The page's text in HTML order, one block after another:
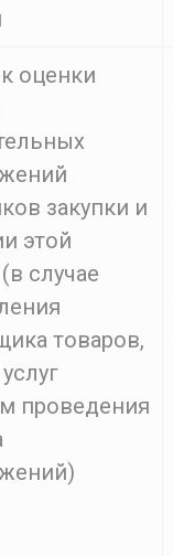
оценки
закупки и
этой
случае
товаров,
проведения